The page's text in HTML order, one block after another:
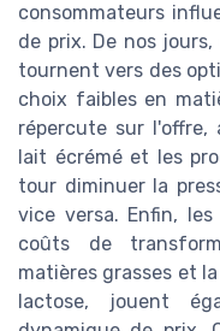
consommateurs
de prix. De nos
tournent vers des
choix faibles en
répercute sur l'offre,
lait écrémé et les
tour diminuer la
vice versa. Enfin,
coûts de
matières grasses et
lactose, jouent